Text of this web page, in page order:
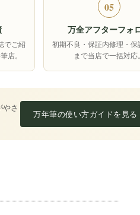
でご紹
店。
05
万全アフターフォ
初期不良・保証内修理・保
まで当店で一括対応。
さ
万年筆の使い方ガイドを見